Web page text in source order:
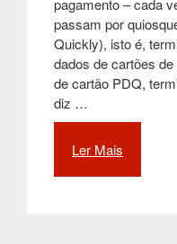
pagamento – cada
passam por
Quickly), isto é,
dados de cartões
de cartão PDQ,
diz …
Ler Mais